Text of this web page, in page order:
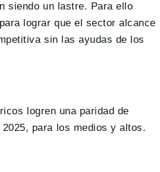
siendo un lastre. Para ello
para lograr que el sector alcance
sin las ayudas de los
logren una paridad de
para los medios y altos.